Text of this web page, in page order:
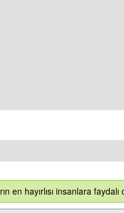
en hayırlısı insanlara